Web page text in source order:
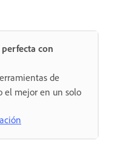
con
de
el mejor en un solo